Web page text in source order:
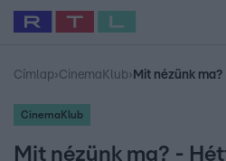
Legfrissebb RTL Híradó
Babits Marcella
Címlap›CinemaKlub› Mit nézünk
CinemaKlub
Mit nézünk ma? -